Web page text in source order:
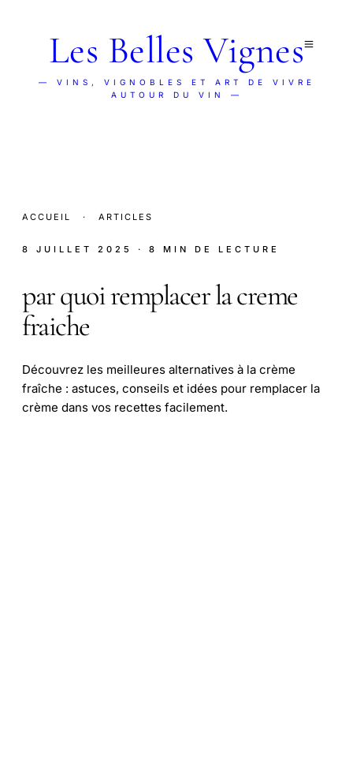
Les Belles Vignes
— VINS, VIGNOBLES ET ART DE VIVRE
AUTOUR DU VIN —
ACCUEIL · ARTICLES
8 JUILLET 2025 · 8 MIN DE LECTURE
par quoi remplacer la creme
fraiche
Découvrez les meilleures alternatives à la crème
fraîche : astuces, conseils et idées pour remplacer la
crème dans vos recettes facilement.